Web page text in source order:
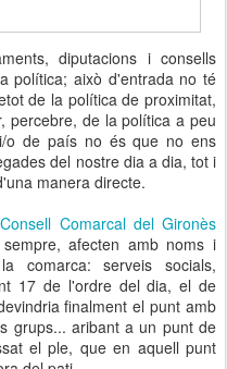
diputacions i consells
política; això d'entrada no té
de la política de proximitat,
percebre, de la política a peu
o de país no és que no ens
del nostre dia a dia, tot i
manera directe.
Consell Comarcal del Gironès
afecten amb noms i
comarca: serveis socials,
17 de l'ordre del dia, el de
finalment el punt amb
grups... aribant a un punt de
el ple, que en aquell punt